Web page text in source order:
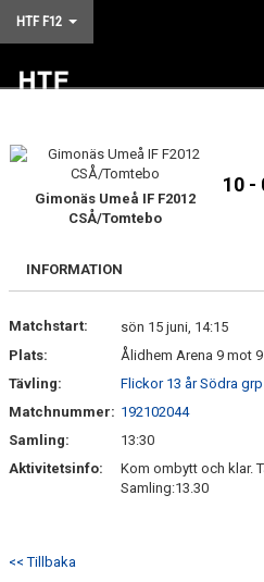
HTF F12
NYHETER
KALENDER
TRUPPEN
DOKUMENT
KONTAKT
Gimonäs Umeå IF F2012
CSÅ/Tomtebo
10 -
INFORMATION
Matchstart:
sön 15 juni, 14:15
Plats:
Ålidhem Arena 9 mot
Tävling:
Flickor 13 år Södra
Matchnummer: 192102044
Samling:
13:30
Aktivitetsinfo:
Kom ombytt och klar.
Samling:13.30
<< Tillbaka